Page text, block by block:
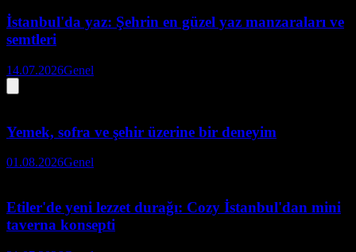
İstanbul'da yaz: Şehrin en güzel yaz manzaraları ve
semtleri
14.07.2026Genel
Yemek, sofra ve şehir üzerine bir deneyim
01.08.2026Genel
Etiler'de yeni lezzet durağı: Cozy İstanbul'dan mini
taverna konsepti